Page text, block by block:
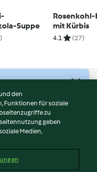
Suppe
mit Kürbis
4.1 (27)
den
Funktionen für soziale
zu
geben
Medien,